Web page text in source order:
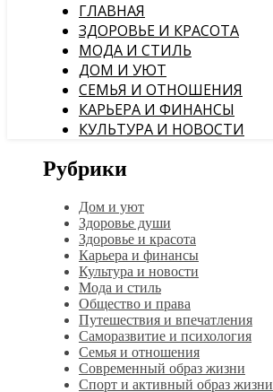
ГЛАВНАЯ
ЗДОРОВЬЕ И КРАСОТА
МОДА И СТИЛЬ
ДОМ И УЮТ
СЕМЬЯ И ОТНОШЕНИЯ
КАРЬЕРА И ФИНАНСЫ
КУЛЬТУРА И НОВОСТИ
Рубрики
Дом и уют
Здоровье души
Здоровье и красота
Карьера и финансы
Культура и новости
Мода и стиль
Общество и права
Путешествия и впечатления
Саморазвитие и психология
Семья и отношения
Современный образ жизни
Спорт и активный образ жизни